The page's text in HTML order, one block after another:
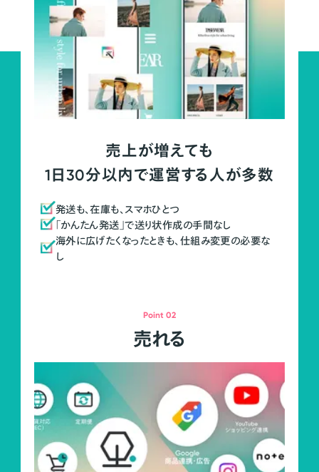
売上が増えても
1日30分以内で運営する人が多数
発送も、在庫も、スマホひとつ
「かんたん発送」で送り状作成の手間なし
海外に広げたくなったときも、仕組み変更の必要な
し
Point 02
売れる